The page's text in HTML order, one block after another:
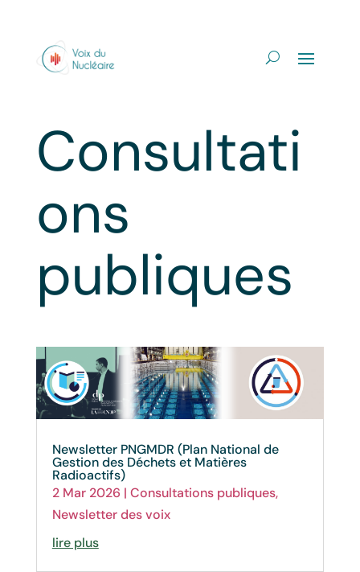
Consultati
ons
publiques
Newsletter PNGMDR (Plan National de
Gestion des Déchets et Matières
Radioactifs)
2 Mar 2026 | Consultations publiques,
Newsletter des voix
lire plus